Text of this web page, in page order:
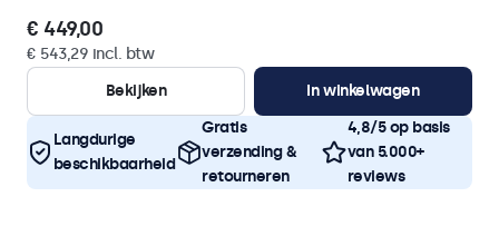
€ 449,00
€ 543,29 incl. btw
Bekijken
In winkelwagen
Langdurige
beschikbaarheid
Gratis
verzending &
retourneren
4,8/5 op basis
van 5.000+
reviews